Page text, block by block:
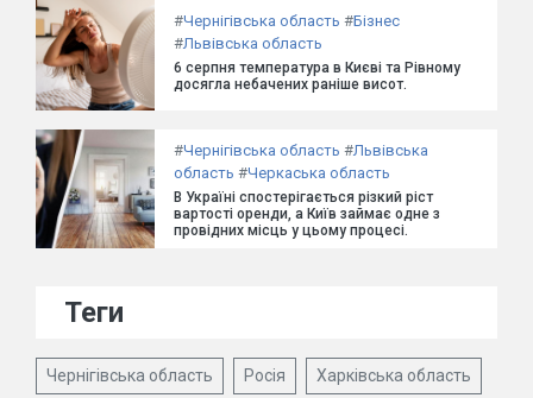
#Чернігівська область #Бізнес
#Львівська область
6 серпня температура в Києві та Рівному
досягла небачених раніше висот.
#Чернігівська область #Львівська
область #Черкаська область
В Україні спостерігається різкий ріст
вартості оренди, а Київ займає одне з
провідних місць у цьому процесі.
Теги
Чернігівська область Росія Харківська область